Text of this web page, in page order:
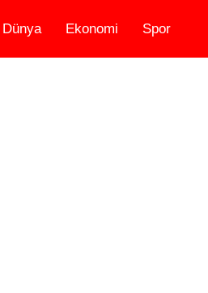
Dünya Ekonomi Spor